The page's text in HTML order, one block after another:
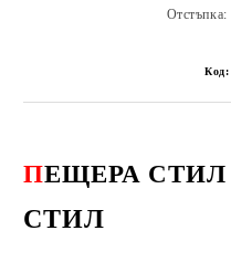
Отстъпка:
Код:
ПЕЩЕРА СТИЛ
СТИЛ